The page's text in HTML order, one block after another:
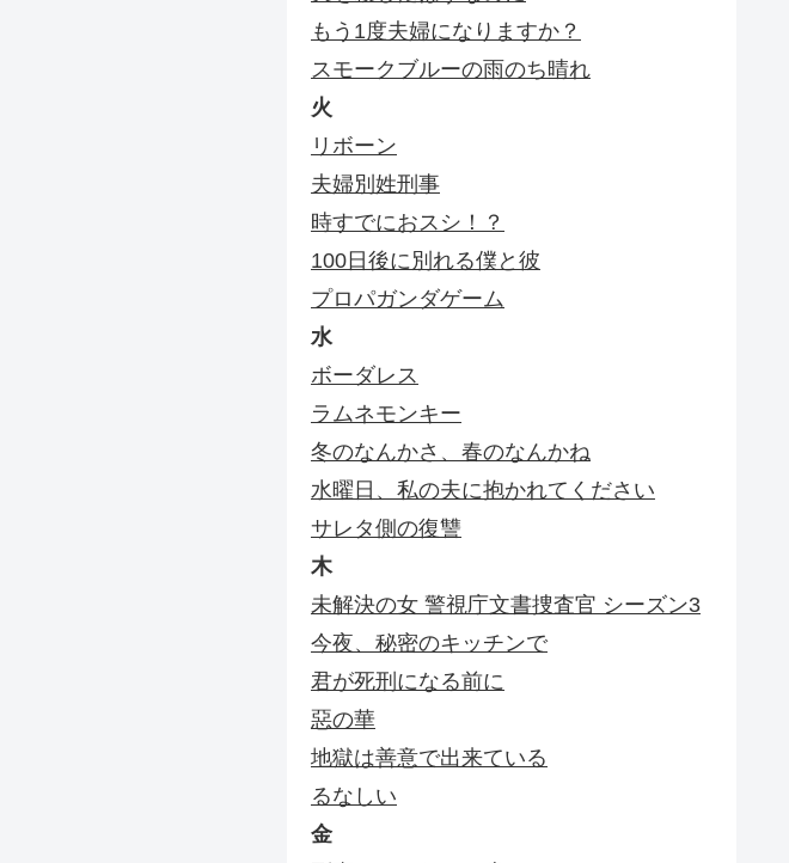
もう1度夫婦になりますか？
スモークブルーの雨のち晴れ
火
リボーン
夫婦別姓刑事
時すでにおスシ！？
100日後に別れる僕と彼
プロパガンダゲーム
水
ボーダレス
ラムネモンキー
冬のなんかさ、春のなんかね
水曜日、私の夫に抱かれてください
サレタ側の復讐
木
未解決の女 警視庁文書捜査官 シーズン3
今夜、秘密のキッチンで
君が死刑になる前に
惡の華
地獄は善意で出来ている
るなしい
金